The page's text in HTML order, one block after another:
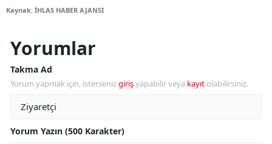
Kaynak: İHLAS HABER AJANSI
Yorumlar
Takma Ad
Yorum yapmak için, istersenizgirişyapabilir veya kayıt olabilirsiniz.
Yorum Yazın (500 Karakter)